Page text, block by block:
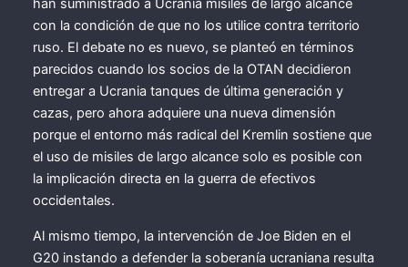
han suministrado a Ucrania misiles de largo alcance
con la condición de que no los utilice contra territorio
ruso. El debate no es nuevo, se planteó en términos
parecidos cuando los socios de la OTAN decidieron
entregar a Ucrania tanques de última generación y
cazas, pero ahora adquiere una nueva dimensión
porque el entorno más radical del Kremlin sostiene que
el uso de misiles de largo alcance solo es posible con
la implicación directa en la guerra de efectivos
occidentales.
Al mismo tiempo, la intervención de Joe Biden en el
G20 instando a defender la soberanía ucraniana resulta